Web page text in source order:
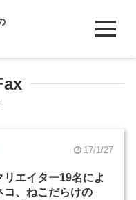
17/1/27
リエイター19名によ
コ、ねこだらけの